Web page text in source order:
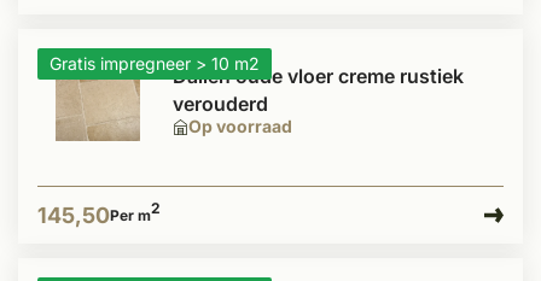
Gratis impregneer > 10 m2
Op voorraad
Dallen oude vloer creme rustiek
verouderd
145,50Per m2